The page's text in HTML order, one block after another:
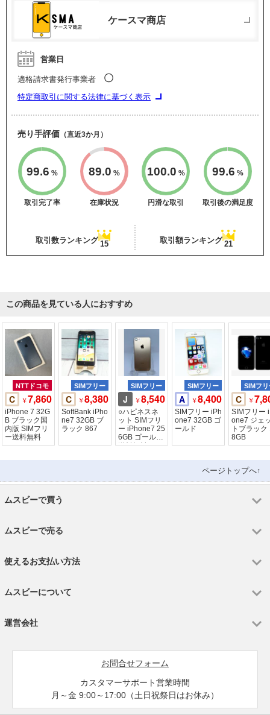
ケースマ商店
営業日
適格請求書発行事業者 〇
特定商取引に関する法律に基づく表示
売り手評価 （直近3か月）
99.6 %
取引完了率
89.0 %
在庫状況
100.0 %
円滑な取引
99.6 %
取引後の満足度
取引数ランキング 15 取引額ランキング 21
この商品を見ている人におすすめ
NTTドコモ
C ￥7,860
iPhone 7 32G
B ブラック国
内版 SIMフリ
ー送料無料
SIMフリー
C ￥8,380
SoftBank iPho
ne7 32GB ブ
ラック 867
SIMフリー
J ￥8,540
○ハピネスネ
ット SIMフリ
ー iPhone7 25
6GB ゴールド
送料無料
SIMフリー
A ￥8,400
SIMフリー iPh
one7 32GB ゴ
ールド
SIMフリ
C ￥
SIMフリー
one7 ジェ
トブラック
8GB
ページトップへ↑
ムスビーで買う
ムスビーで売る
使えるお支払い方法
ムスビーについて
運営会社
お問合せフォーム
カスタマーサポート営業時間
月～金 9:00～17:00（土日祝祭日はお休み）